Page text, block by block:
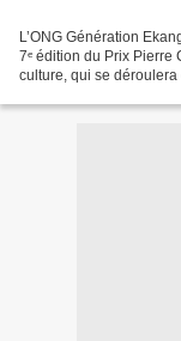
L’ONG Génération
7ᵉ édition du Prix Pierre
culture, qui se